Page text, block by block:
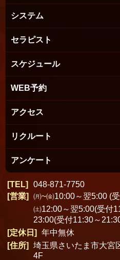
システム
セラピスト
スケジュール
WEB予約
アクセス
リクルート
アンケート
TEL
048-871-7750
営業
㈪~㈮10:00～翌5:00 (
㈯12:00～翌5:00(受付
23:00(受付11:30～
定休日
年中無休
住所
埼玉県さいたま市大
4F